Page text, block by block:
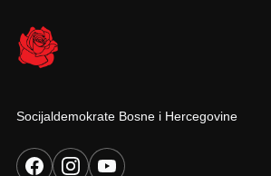
Socijaldemokrate Bosne i Hercegovine